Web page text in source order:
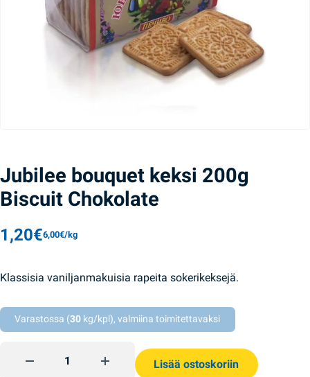
Jubilee bouquet keksi 200g
Biscuit Chokolate
1,20€6,00€/kg
Klassisia vaniljanmakuisia rapeita sokerikeksejä.
Varastossa (30 kg/kpl), valmiina toimitettavaksi
Jubilee bouquet keksi 200g Biscuit Chokolate quantity
Lisää ostoskoriin